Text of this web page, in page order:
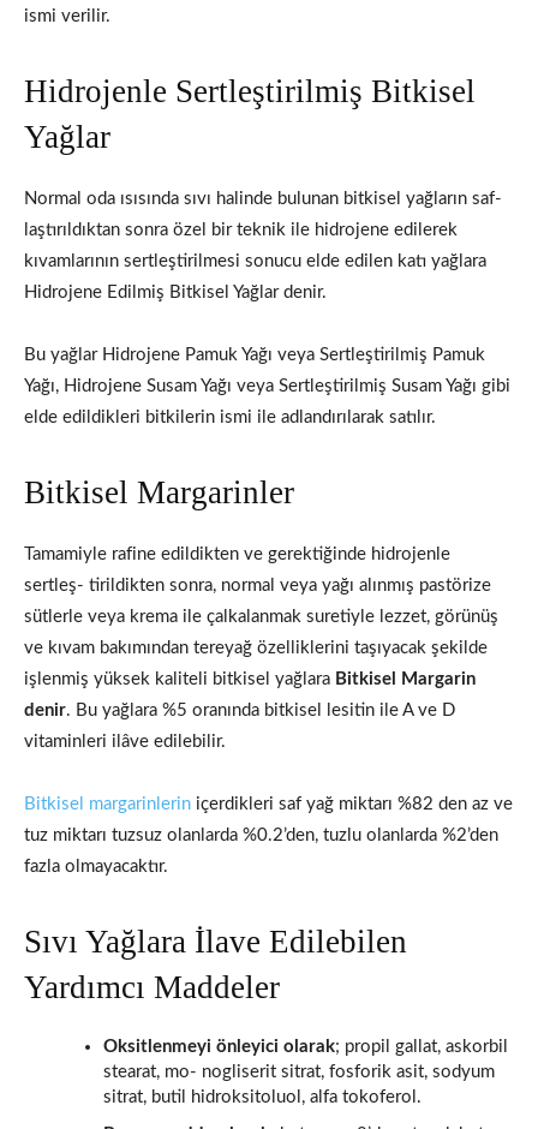
ismi verilir.
Hidrojenle Sertleştirilmiş Bitkisel
Yağlar
Normal oda ısısında sıvı halinde bulunan bitkisel yağların saf­
laştırıldıktan sonra özel bir teknik ile hidrojene edilerek
kıvamları­nın sertleştirilmesi sonucu elde edilen katı yağlara
Hidrojene Edilmiş Bitkisel Yağlar denir.
Bu yağlar Hidrojene Pamuk Yağı veya Sertleştirilmiş Pamuk
Yağı, Hidrojene Susam Yağı veya Sertleştirilmiş Susam Yağı gibi
el­de edildikleri bitkilerin ismi ile adlandırılarak satılır.
Bitkisel Margarinler
Tamamiyle rafine edildikten ve gerektiğinde hidrojenle
sertleş- tirildikten sonra, normal veya yağı alınmış pastörize
sütlerle veya krema ile çalkalanmak suretiyle lezzet, görünüş
ve kıvam bakımın­dan tereyağ özelliklerini taşıyacak şekilde
işlenmiş yüksek kaliteli bitkisel yağlara Bitkisel Margarin
denir. Bu yağlara %5 oranında bitkisel lesitin ile A ve D
vitaminleri ilâve edilebilir.
Bitkisel margarinlerin içerdikleri saf yağ miktarı %82 den az ve
tuz miktarı tuzsuz olanlarda %0.2’den, tuzlu olanlarda %2’den
fazla olmayacaktır.
Sıvı Yağlara İlave Edilebilen
Yardımcı Maddeler
Oksitlenmeyi önleyici olarak; propil gallat, askorbil
stearat, mo- nogliserit sitrat, fosforik asit, sodyum
sitrat, butil hidroksitoluol, alfa tokoferol.